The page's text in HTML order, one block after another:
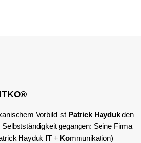
Vorbild ist Patrick Hayduk den
Selbstständigkeit gegangen: Seine Firma
Hayduk IT + Kommunikation)